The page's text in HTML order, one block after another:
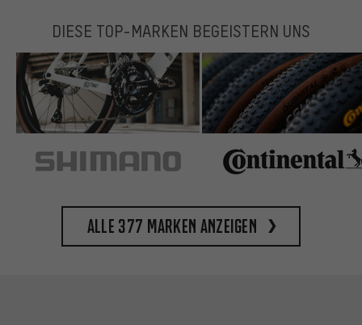
DIESE TOP-MARKEN BEGEISTERN UNS
Alle 377 Marken anzeigen